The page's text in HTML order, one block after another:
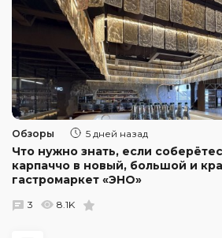
Обзоры 5 дней назад
Что нужно знать, если
карпаччо в новый, большой и
гастромаркет «ЭНО»
3 8.1K